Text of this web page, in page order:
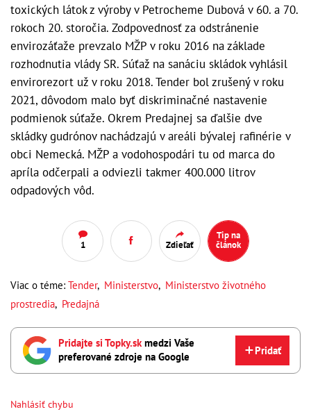
toxických látok z výroby v Petrocheme Dubová v 60. a 70.
rokoch 20. storočia. Zodpovednosť za odstránenie
envirozáťaže prevzalo MŽP v roku 2016 na základe
rozhodnutia vlády SR. Súťaž na sanáciu skládok vyhlásil
envirorezort už v roku 2018. Tender bol zrušený v roku
2021, dôvodom malo byť diskriminačné nastavenie
podmienok súťaže. Okrem Predajnej sa ďalšie dve
skládky gudrónov nachádzajú v areáli bývalej rafinérie v
obci Nemecká. MŽP a vodohospodári tu od marca do
apríla odčerpali a odviezli takmer 400.000 litrov
odpadových vôd.
1 Zdieľať
Tip na
článok
Viac o téme: Tender, Ministerstvo, Ministerstvo životného
prostredia, Predajná
Pridajte si Topky.skmedzi Vaše
preferované zdroje na Google
Pridať
Nahlásiť chybu